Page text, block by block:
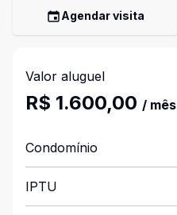
Agendar visita
Valor aluguel
R$ 1.600,00 / mês
Condomínio
IPTU